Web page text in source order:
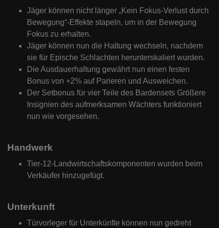
Jäger können nicht länger „Kein Fokus-Verlust durch
Bewegung“-Effekte stapeln, um in der Bewegung
Fokus zu erhalten.
Jäger können nun die Haltung wechseln, nachdem
sie für Epische Schlachten herunterskaliert wurden.
Die Ausdauerhaltung gewährt nun einen festen
Bonus von +2% auf Parieren und Ausweichen.
Der Setbonus für vier Teile des Bardensets Größere
Insignien des aufmerksamen Wächters funktioniert
nun wie vorgesehen.
Handwerk
Tier-12-Landwirtschaftskomponenten wurden beim
Verkäufer hinzugefügt.
Unterkunft
Türvorleger für Unterkünfte können nun gedreht